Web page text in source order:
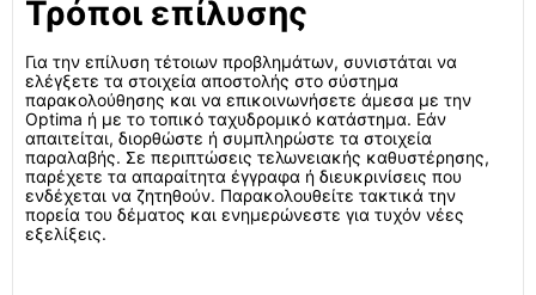
Τρόποι επίλυσης
Για την επίλυση τέτοιων προβλημάτων, συνιστάται να
ελέγξετε τα στοιχεία αποστολής στο σύστημα
παρακολούθησης και να επικοινωνήσετε άμεσα με την
Optima ή με το τοπικό ταχυδρομικό κατάστημα. Εάν
απαιτείται, διορθώστε ή συμπληρώστε τα στοιχεία
παραλαβής. Σε περιπτώσεις τελωνειακής καθυστέρησης,
παρέχετε τα απαραίτητα έγγραφα ή διευκρινίσεις που
ενδέχεται να ζητηθούν. Παρακολουθείτε τακτικά την
πορεία του δέματος και ενημερώνεστε για τυχόν νέες
εξελίξεις.